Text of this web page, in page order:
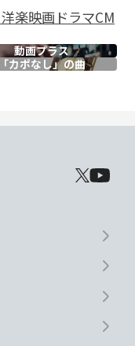
洋楽映画ドラマCM
動画プラス
「カポなし」の曲